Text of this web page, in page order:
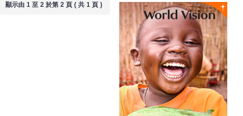
HKD1,198.0
顯示由 1 至 2 於第 2 頁 ( 共 1 頁 )